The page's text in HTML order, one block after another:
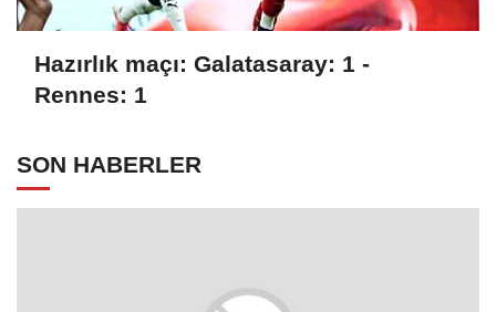
Hazırlık maçı: Galatasaray: 1 -
Rennes: 1
SON HABERLER